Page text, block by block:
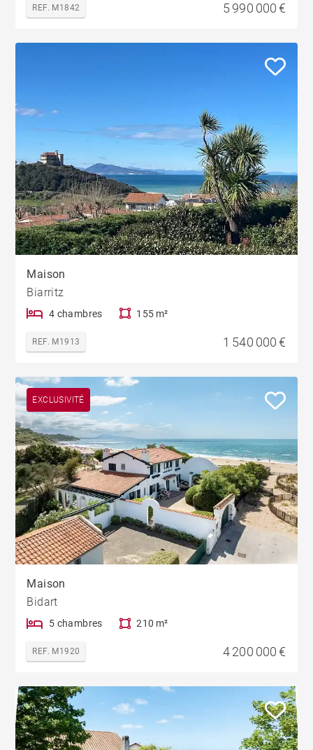
REF. M1842 5 990 000 €
Maison
Biarritz
4 chambres 155 m²
REF. M1913 1 540 000 €
EXCLUSIVITÉ
Maison
Bidart
5 chambres 210 m²
REF. M1920 4 200 000 €